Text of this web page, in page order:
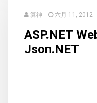
算神 六月 11, 2012
ASP.NET
Json.NET